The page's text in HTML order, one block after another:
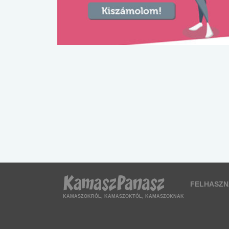
KAMASZOKRÓL, KAMASZOKTÓL, KAMASZOKNAK